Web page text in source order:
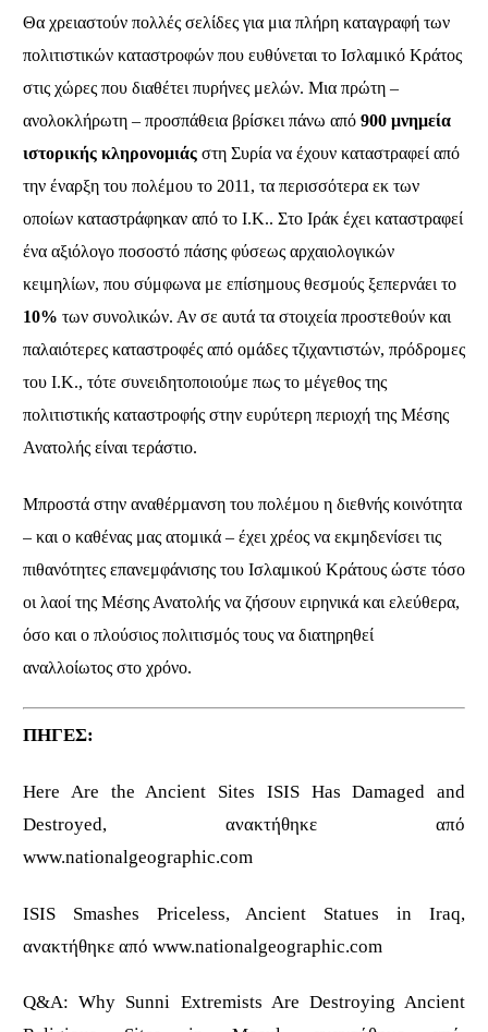
Θα χρειαστούν πολλές σελίδες για μια πλήρη καταγραφή των
πολιτιστικών καταστροφών που ευθύνεται το Ισλαμικό Κράτος
στις χώρες που διαθέτει πυρήνες μελών. Μια πρώτη –
ανολοκλήρωτη – προσπάθεια βρίσκει πάνω από 900 μνημεία
ιστορικής κληρονομιάς στη Συρία να έχουν καταστραφεί από
την έναρξη του πολέμου το 2011, τα περισσότερα εκ των
οποίων καταστράφηκαν από το Ι.Κ.. Στο Ιράκ έχει καταστραφεί
ένα αξιόλογο ποσοστό πάσης φύσεως αρχαιολογικών
κειμηλίων, που σύμφωνα με επίσημους θεσμούς ξεπερνάει το
10% των συνολικών. Αν σε αυτά τα στοιχεία προστεθούν και
παλαιότερες καταστροφές από ομάδες τζιχαντιστών, πρόδρομες
του Ι.Κ., τότε συνειδητοποιούμε πως το μέγεθος της
πολιτιστικής καταστροφής στην ευρύτερη περιοχή της Μέσης
Ανατολής είναι τεράστιο.
Μπροστά στην αναθέρμανση του πολέμου η διεθνής κοινότητα
– και ο καθένας μας ατομικά – έχει χρέος να εκμηδενίσει τις
πιθανότητες επανεμφάνισης του Ισλαμικού Κράτους ώστε τόσο
οι λαοί της Μέσης Ανατολής να ζήσουν ειρηνικά και ελεύθερα,
όσο και ο πλούσιος πολιτισμός τους να διατηρηθεί
αναλλοίωτος στο χρόνο.
ΠΗΓΕΣ:
Here Are the Ancient Sites ISIS Has Damaged and
Destroyed, ανακτήθηκε από
www.nationalgeographic.com
ISIS Smashes Priceless, Ancient Statues in Iraq,
ανακτήθηκε από www.nationalgeographic.com
Q&A: Why Sunni Extremists Are Destroying Ancient